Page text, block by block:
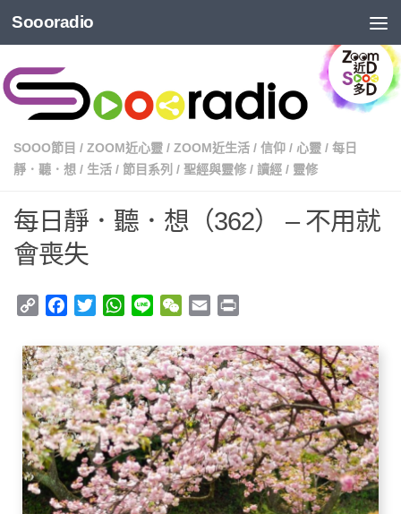
Soooradio
SOOO節目 / ZOOM近心靈 / ZOOM近生活 / 信仰 / 心靈 / 每日
靜．聽．想 / 生活 / 節目系列 / 聖經與靈修 / 讀經 / 靈修
每日靜．聽．想（362） – 不用就
會喪失
Copy
Facebook
TwitterWhatsApp
Line WeChat
Email